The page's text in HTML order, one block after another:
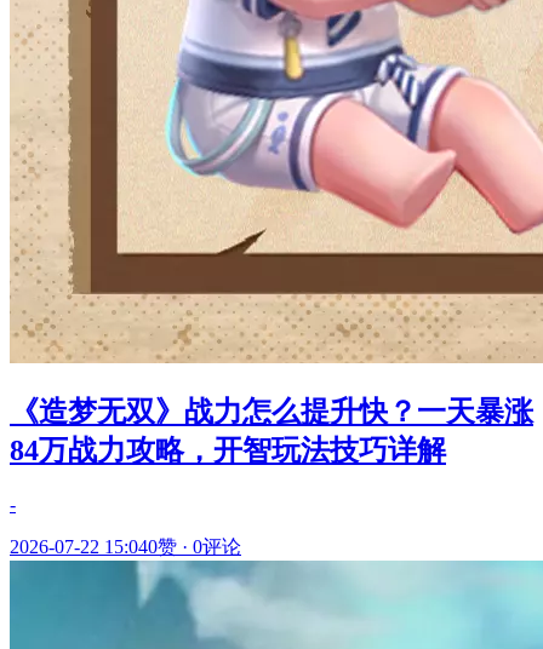
《造梦无双》战力怎么提升快？一天暴涨
84万战力攻略，开智玩法技巧详解
-
2026-07-22 15:040赞 · 0评论